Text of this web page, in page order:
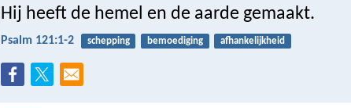
Hij heeft de hemel en de aarde gemaakt.
Psalm 121:1-2 schepping bemoediging afhankelijkheid